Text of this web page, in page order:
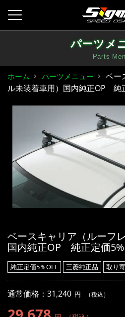
パーツメ
Parts
ホーム パーツメニュー
ベー
ル未装着車用）国内純正OP
ベースキャリア（ルーフ
国内純正OP 純正定価
純正定価5％OFF 三菱純正品 取り
通常価格：31,240 円 （税込）